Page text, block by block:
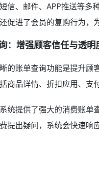
信、邮件、APP推送等多
促进了会员的复购行为，
：增强顾客信任与透明
的账单查询功能是提升
商品详情、折扣应用、支
统提供了强大的消费账
提出疑问，系统会快速